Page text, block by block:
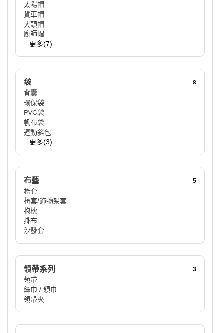
太陽帽
貨車帽
大頭帽
廚師帽
...更多(7)
袋 8
背囊
環保袋
PVC袋
帆布袋
運動斜包
...更多(3)
布藝 5
枱套
椅套/飾物架套
抱枕
掛布
沙發套
領帶系列 3
領帶
絲巾 / 領巾
領帶夾